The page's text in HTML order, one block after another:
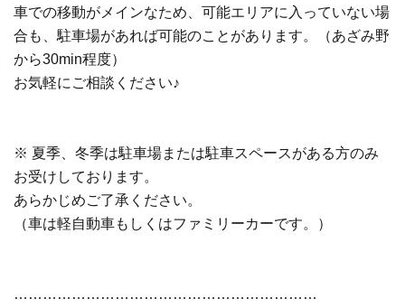
車での移動がメインなため、可能エリアに入っていない場
合も、駐車場があれば可能のことがあります。（あざみ野
から30min程度）
お気軽にご相談ください♪
※ 夏季、冬季は駐車場または駐車スペースがある方のみ
お受けしております。
あらかじめご了承ください。
（車は軽自動車もしくはファミリーカーです。）
………………………………………………………